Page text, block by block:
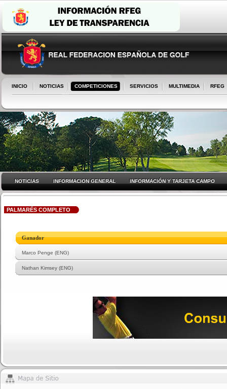
INICIO NOTICIAS COMPETICIONES SERVICIOS MULTIMEDIA RFEG
NOTICIAS INFORMACION GENERAL INFORMACIÓN Y TARJETA CAMPO
PALMARÉS COMPLETO
Ganador
Marco Penge (ENG)
Nathan Kimsey (ENG)